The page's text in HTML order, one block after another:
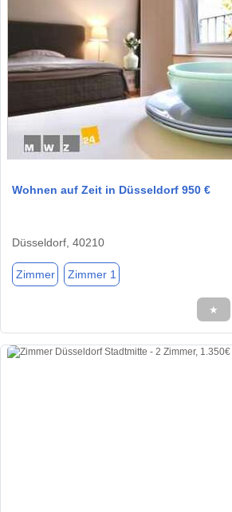
Wohnen auf Zeit in Düsseldorf 950 €
Düsseldorf, 40210
Zimmer Zimmer 1
★